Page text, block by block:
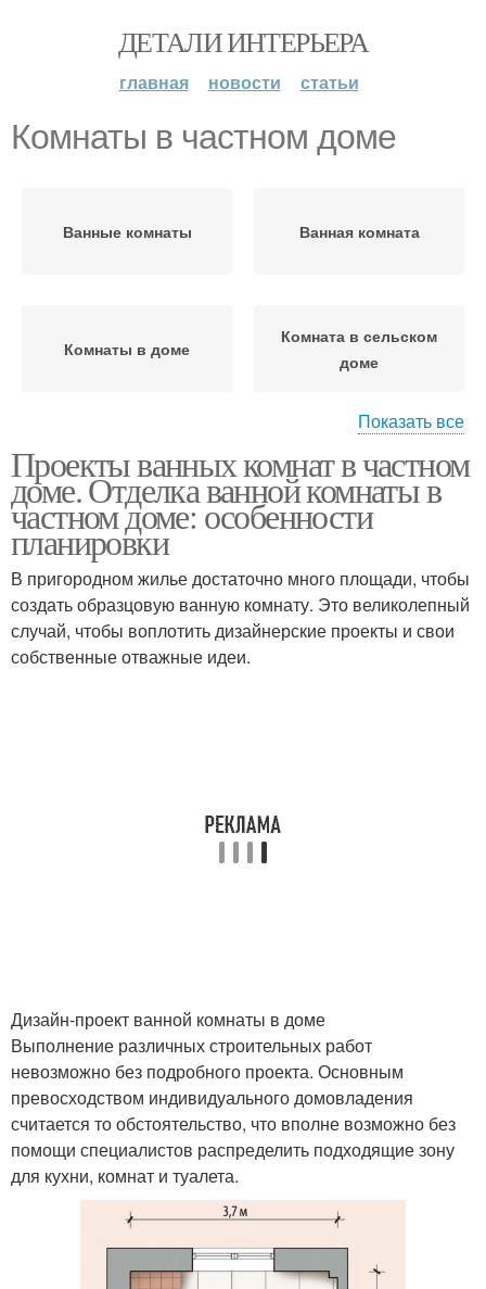
ДЕТАЛИ ИНТЕРЬЕРА
главная новости статьи
Комнаты в частном доме
Ванные комнаты Ванная комната
Комнаты в доме
Комната в сельском
доме
Комната с нуля Санузел в частном доме
Комната в частном доме
Показать все
Проекты ванных комнат в частном
доме. Отделка ванной комнаты в
частном доме: особенности
планировки
В пригородном жилье достаточно много площади, чтобы
создать образцовую ванную комнату. Это великолепный
случай, чтобы воплотить дизайнерские проекты и свои
собственные отважные идеи.
Дизайн-проект ванной комнаты в доме
Выполнение различных строительных работ
невозможно без подробного проекта. Основным
превосходством индивидуального домовладения
считается то обстоятельство, что вполне возможно без
помощи специалистов распределить подходящие зону
для кухни, комнат и туалета.